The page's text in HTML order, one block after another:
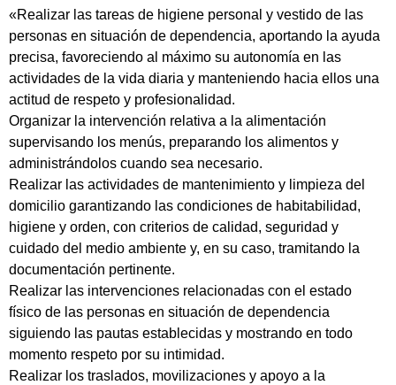
«Realizar las tareas de higiene personal y vestido de las
personas en situación de dependencia, aportando la ayuda
precisa, favoreciendo al máximo su autonomía en las
actividades de la vida diaria y manteniendo hacia ellos una
actitud de respeto y profesionalidad.
Organizar la intervención relativa a la alimentación
supervisando los menús, preparando los alimentos y
administrándolos cuando sea necesario.
Realizar las actividades de mantenimiento y limpieza del
domicilio garantizando las condiciones de habitabilidad,
higiene y orden, con criterios de calidad, seguridad y
cuidado del medio ambiente y, en su caso, tramitando la
documentación pertinente.
Realizar las intervenciones relacionadas con el estado
físico de las personas en situación de dependencia
siguiendo las pautas establecidas y mostrando en todo
momento respeto por su intimidad.
Realizar los traslados, movilizaciones y apoyo a la